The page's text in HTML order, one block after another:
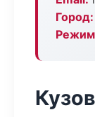
Город: